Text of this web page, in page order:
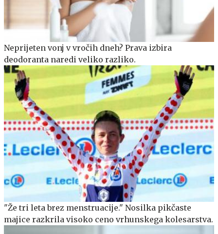
Neprijeten vonj v vročih dneh? Prava izbira
deodoranta naredi veliko razliko.
"Že tri leta brez menstruacije." Nosilka pikčaste
majice razkrila visoko ceno vrhunskega kolesarstva.